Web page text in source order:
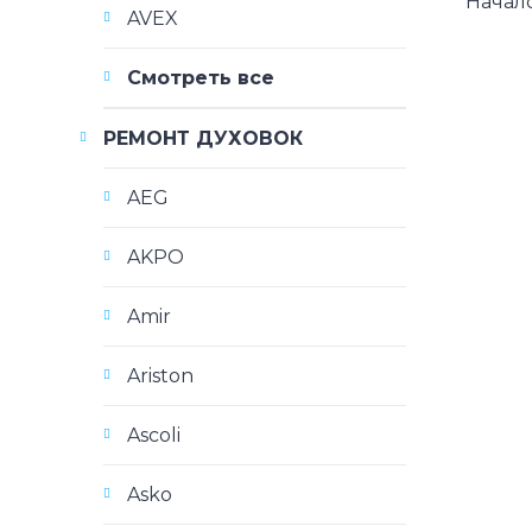
AVEX
Смотреть все
РЕМОНТ ДУХОВОК
AEG
AKPO
Amir
Ariston
Ascoli
Asko